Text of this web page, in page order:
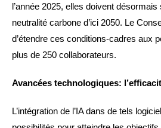
l’année 2025, elles doivent désormais
neutralité carbone d’ici 2050. Le
d’étendre ces conditions-cadres aux
plus de 250 collaborateurs.
Avancées technologiques:
L’intégration de l’IA dans de tels